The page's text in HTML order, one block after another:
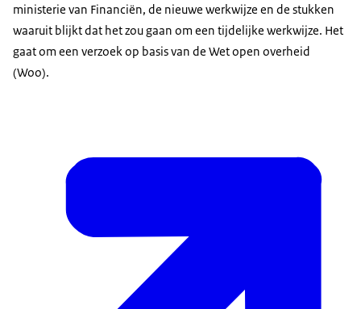
ministerie van Financiën, de nieuwe werkwijze en de stukken
waaruit blijkt dat het zou gaan om een tijdelijke werkwijze. Het
gaat om een verzoek op basis van de Wet open overheid
(Woo).